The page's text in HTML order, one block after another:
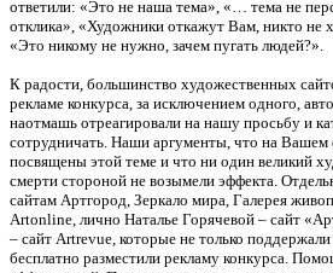
ответили: «Это не наша тема», «… тема не
отклика», «Художники откажут Вам, никто не
«Это никому не нужно, зачем пугать людей?».
К радости, большинство художественных
рекламе конкурса, за исключением одного,
наотмашь отреагировали на нашу просьбу и
сотрудничать. Наши аргументы, что на Вашем
посвящены этой теме и что ни один великий
смерти стороной не возымели эффекта.
сайтам Артгород, Зеркало мира, Галерея
Artonline, лично Наталье Горячевой – сайт
– сайт Artrevue, которые не только
бесплатно разместили рекламу конкурса.